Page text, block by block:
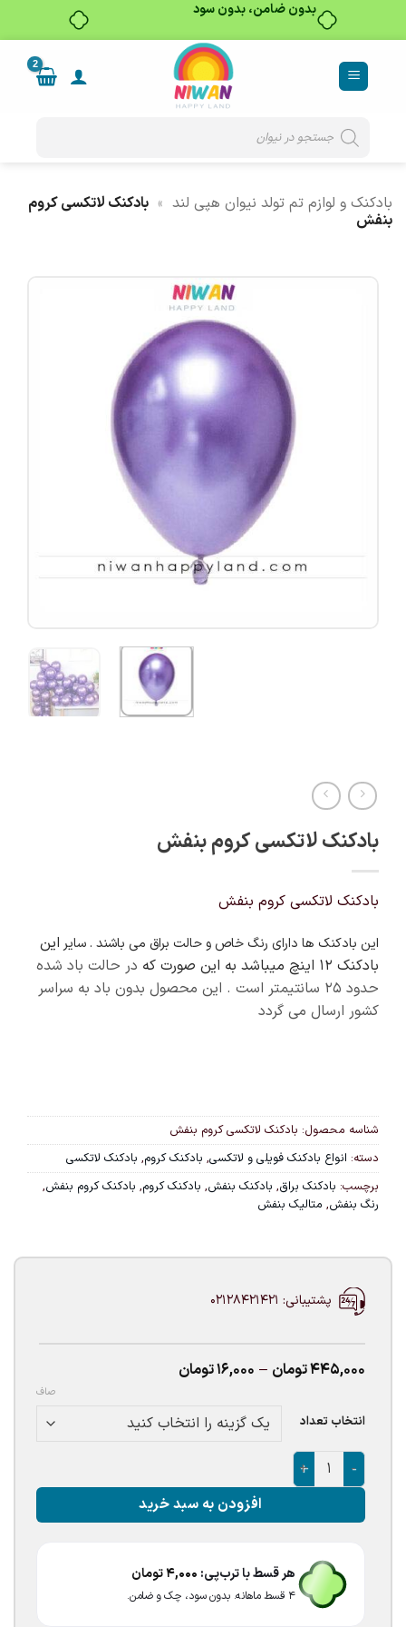
بدون ضامن، بدون سود
content
search
بادکنک و لوازم تم تولد نیوان هپی لند » بادکنک لاتکسی کروم
بنفش
بادکنک لاتکسی کروم بنفش
بادکنک لاتکسی کروم بنفش
این بادکنک ها دارای رنگ خاص و حالت براق می باشند . سایر این
بادکنک 12 اینچ میباشد به این صورت که
در حالت باد شده
حدود ۲۵ سانتیمتر است . این محصول بدون باد به سراسر
کشور ارسال می گردد
شناسه محصول: بادکنک لاتکسی کروم بنفش
دسته: انواع بادکنک فویلی و لاتکسی, بادکنک کروم, بادکنک لاتکسی
برچسب: بادکنک براق, بادکنک بنفش, بادکنک کروم, بادکنک کروم بنفش,
رنگ بنفش, متالیک بنفش
پشتیبانی: 02128421421
445,000تومان –
16,000تومان
through
445,000تومان انتخاب تعداد
صاف
بادکنک لاتکسی کروم بنفش عدد
افزودن به سبد خرید
هر قسط با ترب‌پی: 4,000تومان
۴ قسط ماهانه. بدون سود، چک و ضامن.